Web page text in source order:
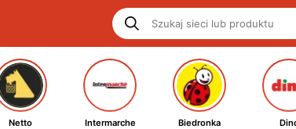
Netto Intermarche Biedronka